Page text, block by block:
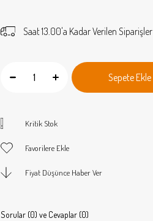
Saat 13.00'a Kadar Verilen Siparişler
Kritik Stok
Favorilere Ekle
Fiyat Düşünce Haber Ver
Sorular (0) ve Cevaplar (0)